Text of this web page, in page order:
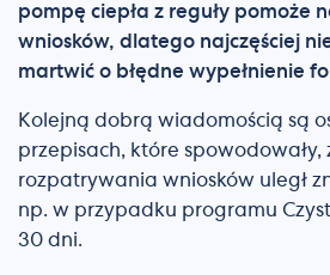
pompę ciepła z reguły pomoże
wniosków, dlatego najczęściej
martwić o błędne wypełnienie
Kolejną dobrą wiadomością są
przepisach, które spowodowały,
rozpatrywania wniosków uległ
np. w przypadku programu
30 dni.